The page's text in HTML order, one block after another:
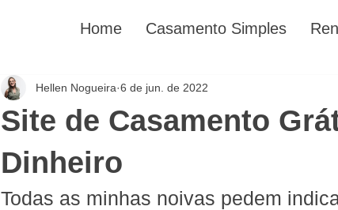
Home Casamento Simples
Site de Casamento
Dinheiro
Hellen Nogueira 6 de jun. de 2022
Todas as minhas noivas pedem